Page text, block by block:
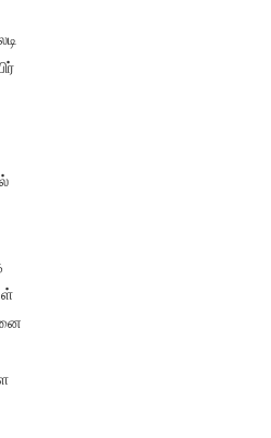
தமிழின அழிப்பிற்கு
(படங்கள், விடியோ)
(வீடியோ)
அதிக காலெக்ஷன் செய்த